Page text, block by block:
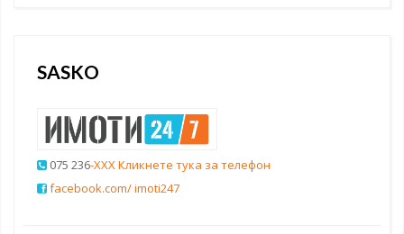
SASKO
075 236-XXX Кликнете тука за телефон
facebook.com/ imoti247